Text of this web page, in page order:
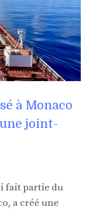
à Monaco
joint-
fait partie du
a créé une